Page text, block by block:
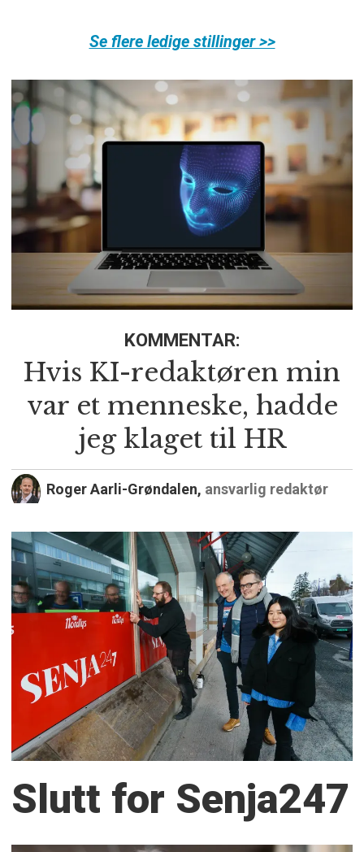
Se flere ledige stillinger >>
KOMMENTAR:
Hvis KI-redaktøren min
var et menneske, hadde
jeg klaget til HR
Roger Aarli-Grøndalen, ansvarlig redaktør
Slutt for Senja247